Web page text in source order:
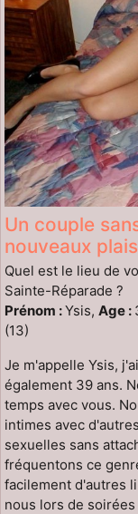
Un couple
nouveaux
Quel est le lieu de
Sainte-Réparade ?
Prénom :Ysis, Age :
(13)
Je m'appelle Ysis,
également 39 ans.
temps avec vous.
intimes avec
sexuelles sans
fréquentons ce
facilement d'autres
nous lors de